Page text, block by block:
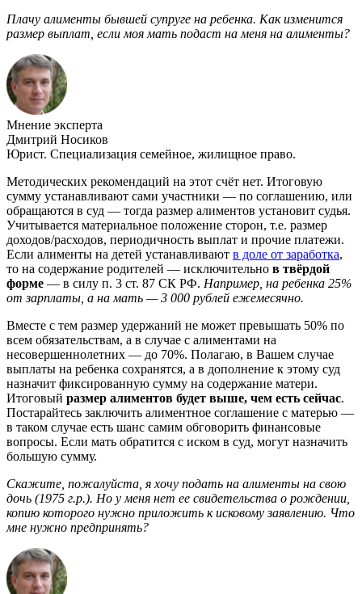
Плачу алименты бывшей супруге на ребенка. Как изменится
размер выплат, если моя мать подаст на меня на алименты?
Мнение эксперта
Дмитрий Носиков
Юрист. Специализация семейное, жилищное право.
Методических рекомендаций на этот счёт нет. Итоговую
сумму устанавливают сами участники — по соглашению, или
обращаются в суд — тогда размер алиментов установит судья.
Учитывается материальное положение сторон, т.е. размер
доходов/расходов, периодичность выплат и прочие платежи.
Если алименты на детей устанавливают в доле от заработка,
то на содержание родителей — исключительно в твёрдой
форме — в силу п. 3 ст. 87 СК РФ. Например, на ребенка 25%
от зарплаты, а на мать — 3 000 рублей ежемесячно.
Вместе с тем размер удержаний не может превышать 50% по
всем обязательствам, а в случае с алиментами на
несовершеннолетних — до 70%. Полагаю, в Вашем случае
выплаты на ребенка сохранятся, а в дополнение к этому суд
назначит фиксированную сумму на содержание матери.
Итоговый размер алиментов будет выше, чем есть сейчас.
Постарайтесь заключить алиментное соглашение с матерью —
в таком случае есть шанс самим обговорить финансовые
вопросы. Если мать обратится с иском в суд, могут назначить
большую сумму.
Скажите, пожалуйста, я хочу подать на алименты на свою
дочь (1975 г.р.). Но у меня нет ее свидетельства о рождении,
копию которого нужно приложить к исковому заявлению. Что
мне нужно предпринять?